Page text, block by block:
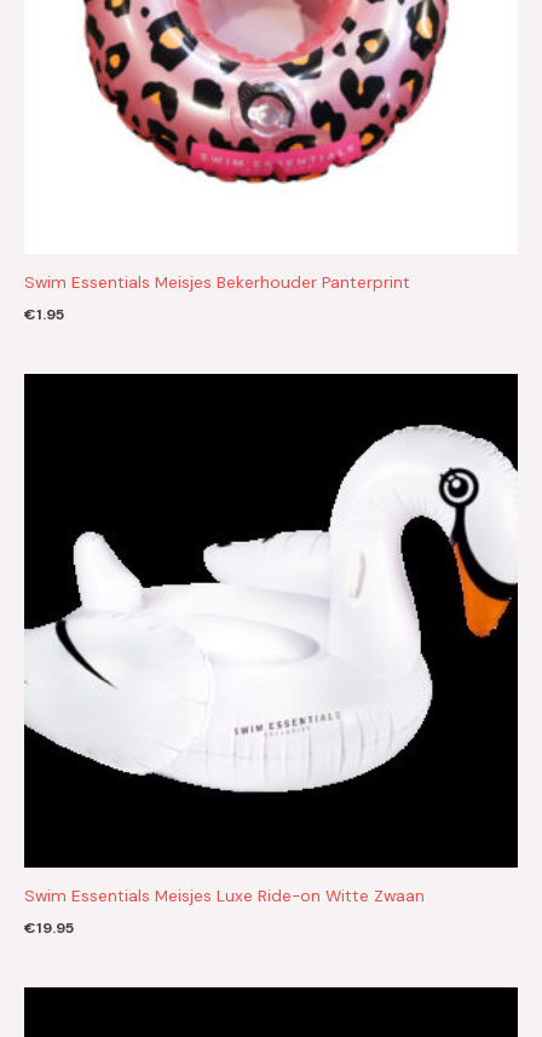
Swim Essentials Meisjes Bekerhouder Panterprint
€1.95
Swim Essentials Meisjes Luxe Ride-on Witte Zwaan
€19.95